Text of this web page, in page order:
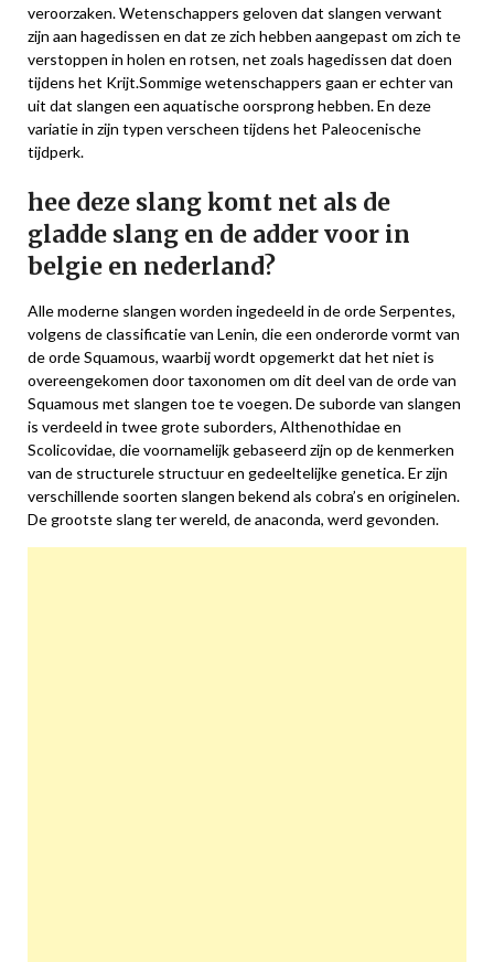
veroorzaken. Wetenschappers geloven dat slangen verwant
zijn aan hagedissen en dat ze zich hebben aangepast om zich te
verstoppen in holen en rotsen, net zoals hagedissen dat doen
tijdens het Krijt.Sommige wetenschappers gaan er echter van
uit dat slangen een aquatische oorsprong hebben. En deze
variatie in zijn typen verscheen tijdens het Paleocenische
tijdperk.
hee deze slang komt net als de
gladde slang en de adder voor in
belgie en nederland?
Alle moderne slangen worden ingedeeld in de orde Serpentes,
volgens de classificatie van Lenin, die een onderorde vormt van
de orde Squamous, waarbij wordt opgemerkt dat het niet is
overeengekomen door taxonomen om dit deel van de orde van
Squamous met slangen toe te voegen. De suborde van slangen
is verdeeld in twee grote suborders, Althenothidae en
Scolicovidae, die voornamelijk gebaseerd zijn op de kenmerken
van de structurele structuur en gedeeltelijke genetica. Er zijn
verschillende soorten slangen bekend als cobra’s en originelen.
De grootste slang ter wereld, de anaconda, werd gevonden.